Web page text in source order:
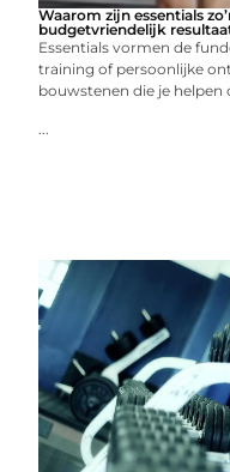
Waarom zijn essentials
budgetvriendelijk
Essentials vormen de
training of persoonlijke
bouwstenen die je
...